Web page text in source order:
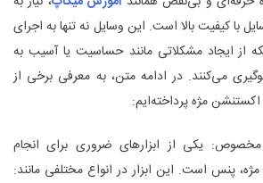
با کیفیت بالا است. این وسایل نه تنها به اجرای
از ایجاد مشکلاتی مانند حساسیت یا آسیب به
می‌کنند. در ادامه متن، به معرفی برخی از
اکستنشن مژه پرداخته‌ایم:
یکی از ابزارهای ضروری برای انجام
پنس است. این ابزار در انواع مختلفی مانند: